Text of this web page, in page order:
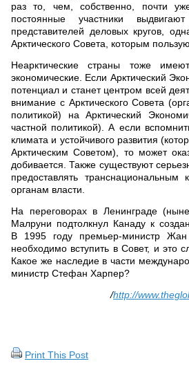
раз то, чем, собственно, почти
постоянные участники
представителей деловых кругов,
Арктического Совета, которым
Неарктические страны тоже
экономические. Если Арктический
потенциал и станет центром всей
внимание с Арктического Совета
политикой) на Арктический
частной политикой). А если
климата и устойчивого развития
Арктическим Советом), то может
добивается. Также существуют
предоставлять
органам власти.
На переговорах в Ленинграде
Малруни подтолкнул Канаду к
В 1995 году премьер-министр
необходимо вступить в Совет, и это
Какое же наследие в части
министр Стефан Харпер?
/http://
Print This Post